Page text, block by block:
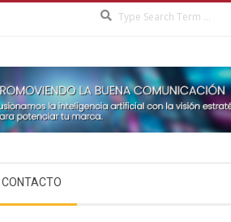
CONTACTO